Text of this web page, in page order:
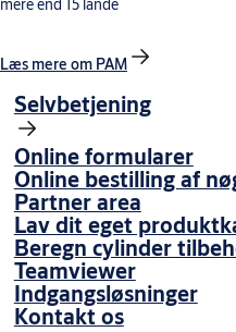
mere end 15 lande
Læs mere om PAM
Selvbetjening
Online formularer
Online bestilling af
Partner area
Lav dit eget
Beregn cylinder
Teamviewer
Indgangsløsninger
Kontakt os